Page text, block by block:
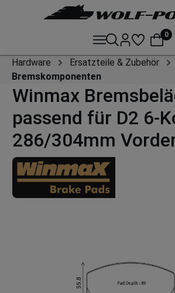
0
Hardware
Ersatzteile & Zubehör
Bremskomponenten
Winmax
passend für D2 6-
286/304mm